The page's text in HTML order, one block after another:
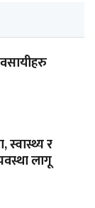
स्वास्थ्य र
लागू